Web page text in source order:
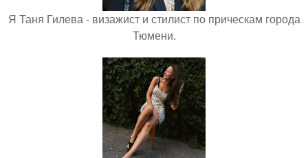
Я Таня Гилева - визажист и стилист по прическам города
Тюмени.